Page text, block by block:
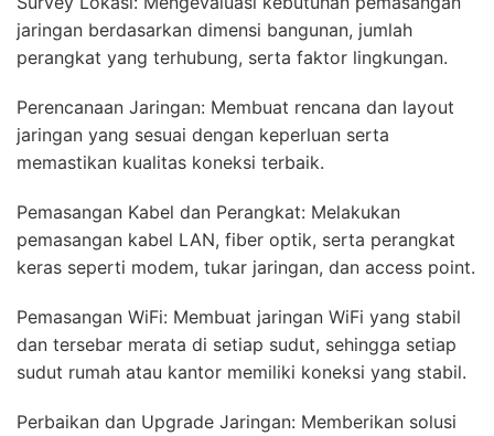
jaringan berdasarkan dimensi bangunan, jumlah
perangkat yang terhubung, serta faktor lingkungan.
Perencanaan Jaringan: Membuat rencana dan layout
jaringan yang sesuai dengan keperluan serta
memastikan kualitas koneksi terbaik.
Pemasangan Kabel dan Perangkat: Melakukan
pemasangan kabel LAN, fiber optik, serta perangkat
keras seperti modem, tukar jaringan, dan access point.
Pemasangan WiFi: Membuat jaringan WiFi yang stabil
dan tersebar merata di setiap sudut, sehingga setiap
sudut rumah atau kantor memiliki koneksi yang stabil.
Perbaikan dan Upgrade Jaringan: Memberikan solusi